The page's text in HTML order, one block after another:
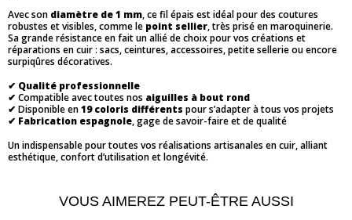
Avec son diamètre de 1 mm, ce fil épais est idéal pour des coutures
robustes et visibles, comme le point sellier, très prisé en maroquinerie.
Sa grande résistance en fait un allié de choix pour vos créations et
réparations en cuir : sacs, ceintures, accessoires, petite sellerie ou encore
surpiqûres décoratives.
✔ Qualité professionnelle
✔ Compatible avec toutes nos aiguilles à bout rond
✔ Disponible en19 coloris différents pour s’adapter à tous vos projets
✔ Fabrication espagnole, gage de savoir-faire et de qualité
Un indispensable pour toutes vos réalisations artisanales en cuir, alliant
esthétique, confort d’utilisation et longévité.
VOUS AIMEREZ PEUT-ÊTRE AUSSI